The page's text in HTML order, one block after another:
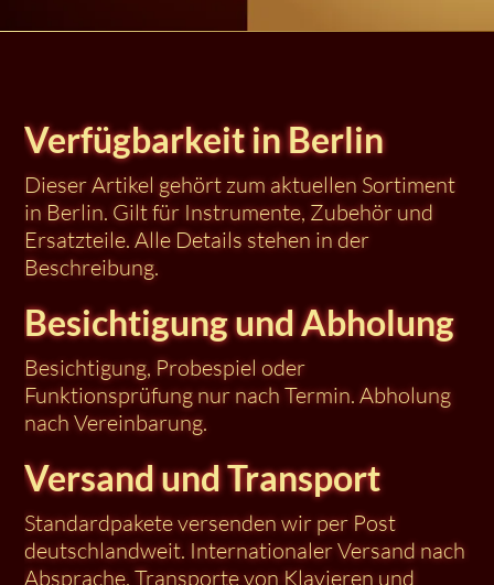
Verfügbarkeit in Berlin
Dieser Artikel gehört zum aktuellen Sortiment
in Berlin. Gilt für Instrumente, Zubehör und
Ersatzteile. Alle Details stehen in der
Beschreibung.
Besichtigung und Abholung
Besichtigung, Probespiel oder
Funktionsprüfung nur nach Termin. Abholung
nach Vereinbarung.
Versand und Transport
Standardpakete versenden wir per Post
deutschlandweit. Internationaler Versand nach
Absprache. Transporte von Klavieren und